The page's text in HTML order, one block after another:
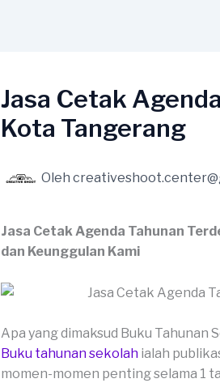
Jasa Cetak
Kota Tangerang
Oleh
Jasa Cetak Agenda Tahunan
dan Keunggulan Kami
Apa yang dimaksud Buku Tahunan
Buku tahunan sekolah ialah
momen-momen penting selama 1